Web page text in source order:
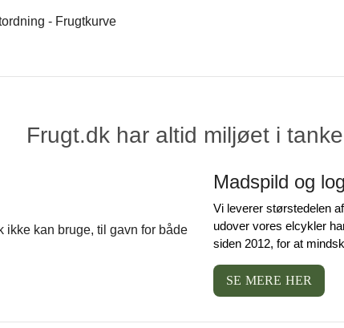
Frugt.dk har altid miljøet i
Madspild og
Vi leverer størstedelen
udover vores elcykler
siden 2012, for at
SE MERE HER